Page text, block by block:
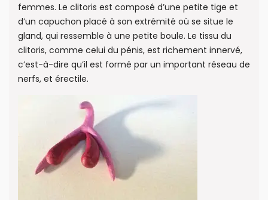
femmes. Le clitoris est composé d’une petite tige et
d’un capuchon placé à son extrémité où se situe le
gland, qui ressemble à une petite boule. Le tissu du
clitoris, comme celui du pénis, est richement innervé,
c’est-à-dire qu’il est formé par un important réseau de
nerfs, et érectile.